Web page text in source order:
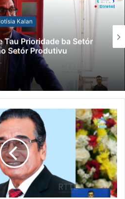
Kalan
Tau Prioridade ba Setór
Setór Produtivu